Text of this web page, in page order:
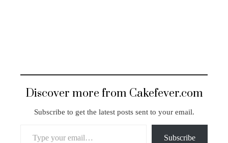
Discover more from Cakefever.com
Subscribe to get the latest posts sent to your email.
Subscribe